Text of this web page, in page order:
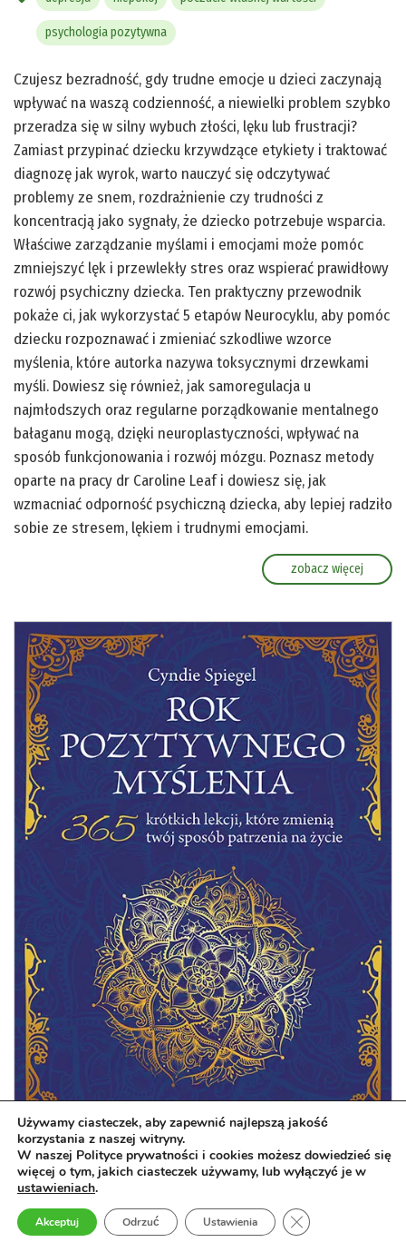
psychologia pozytywna
Czujesz bezradność, gdy trudne emocje u dzieci zaczynają
wpływać na waszą codzienność, a niewielki problem szybko
przeradza się w silny wybuch złości, lęku lub frustracji?
Zamiast przypinać dziecku krzywdzące etykiety i traktować
diagnozę jak wyrok, warto nauczyć się odczytywać
problemy ze snem, rozdrażnienie czy trudności z
koncentracją jako sygnały, że dziecko potrzebuje wsparcia.
Właściwe zarządzanie myślami i emocjami może pomóc
zmniejszyć lęk i przewlekły stres oraz wspierać prawidłowy
rozwój psychiczny dziecka. Ten praktyczny przewodnik
pokaże ci, jak wykorzystać 5 etapów Neurocyklu, aby pomóc
dziecku rozpoznawać i zmieniać szkodliwe wzorce
myślenia, które autorka nazywa toksycznymi drzewkami
myśli. Dowiesz się również, jak samoregulacja u
najmłodszych oraz regularne porządkowanie mentalnego
bałaganu mogą, dzięki neuroplastyczności, wpływać na
sposób funkcjonowania i rozwój mózgu. Poznasz metody
oparte na pracy dr Caroline Leaf i dowiesz się, jak
wzmacniać odporność psychiczną dziecka, aby lepiej radziło
sobie ze stresem, lękiem i trudnymi emocjami.
zobacz więcej
Rok pozytywnego myślenia
365 krótkich lekcji, które zmienią twój sposób patrzenia na
życie
Używamy ciasteczek, aby zapewnić najlepszą jakość
korzystania z naszej witryny.
W naszej Polityce prywatności i cookies możesz dowiedzieć się
więcej o tym, jakich ciasteczek używamy, lub wyłączyć je w
ustawieniach.
Akceptuj Odrzuć Ustawienia Zamknij panel